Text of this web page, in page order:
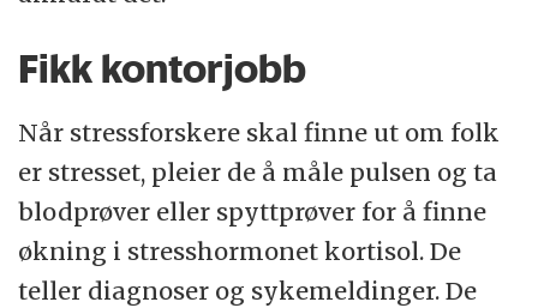
Fikk kontorjobb
Når stressforskere skal finne ut om folk
er stresset, pleier de å måle pulsen og ta
blodprøver eller spyttprøver for å finne
økning i stresshormonet kortisol. De
teller diagnoser og sykemeldinger. De